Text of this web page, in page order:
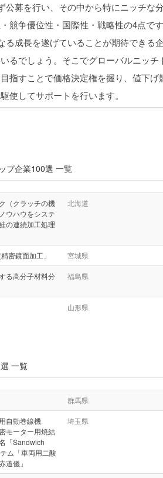
募を行い、その中から特にニッチな
競争優位性・国際性・戦略性の4点で
成長を遂げていることが期待できる
るでしょう。そこでグローバルニッチ
指すことで価格決定権を握り、値下げ
使してサポートを行います。
プ企業100選 一覧
（クラッチの機
ウハウをシステ
の連続加工処理
北海道
密鏡面加工」 宮城県
る高分子材料分
福島県
山形県
一覧
群馬県
自動巻線機
モーター用焼結
「Sandwich
ム「車両用二酸
道儀」
埼玉県